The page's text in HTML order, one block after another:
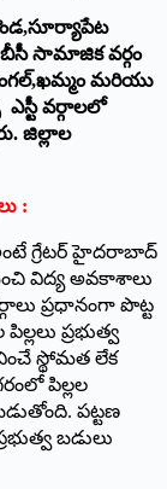
సామాజిక వర్గం
మరియు
వర్గాలలో
జిల్లాల
:
గ్రేటర్ హైదరాబాద్
విద్య అవకాశాలు
ప్రధానంగా పొట్ట
ప్రభుత్వ
స్థోమత లేక
పిల్లల
పట్టణ
బడులు